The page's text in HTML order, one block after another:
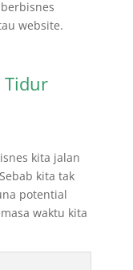
website.
Tidur
kita jalan
kita tak
potential
waktu kita